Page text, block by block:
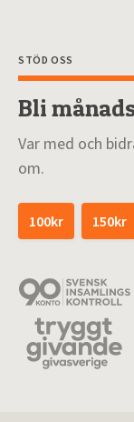
STÖD OSS
Bli
Var med och
om.
100kr 150kr